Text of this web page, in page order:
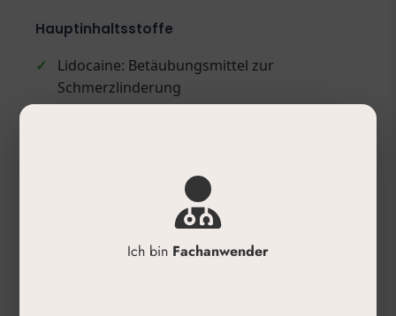
Hauptinhaltsstoffe
✓
Lidocaine: Betäubungsmittel zur
Schmerzlinderung
Kleinere Fältchen
Ich bin Fachanwender